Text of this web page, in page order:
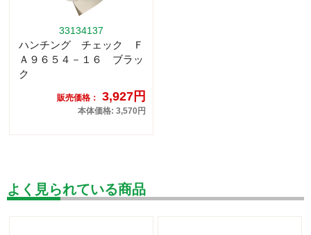
33134137
ハンチング チェック Ｆ
Ａ９６５４－１６ ブラッ
ク
販売価格： 3,927円
本体価格: 3,570円
よく見られている商品